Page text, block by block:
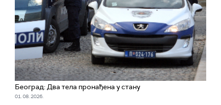
Београд: Два тела пронађена у стану
01. 08. 2026.